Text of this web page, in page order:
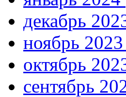
декабрь
ноябрь
октябрь
сентябрь